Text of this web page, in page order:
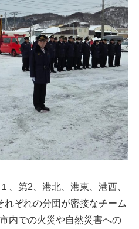
第2、港北、港東、港西、
ぞれの分団が密接なチーム
内での火災や自然災害への